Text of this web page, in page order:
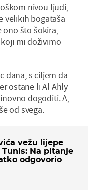
nivou ljudi,
velikih bogataša
ono što šokira,
mi doživimo
dana, s ciljem da
ostane li Al Ahly
dogoditi. A,
od svega.
vežu lijepe
Na pitanje
odgovorio